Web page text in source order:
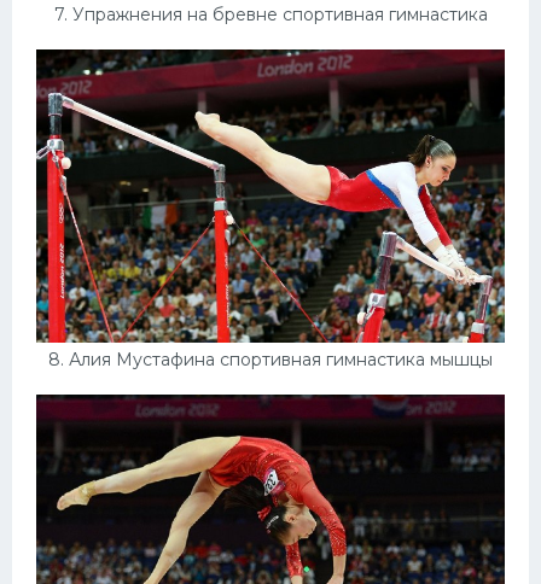
7. Упражнения на бревне спортивная гимнастика
8. Алия Мустафина спортивная гимнастика мышцы